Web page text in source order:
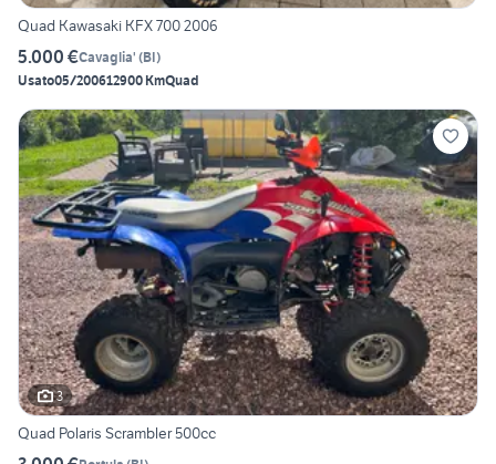
Quad Kawasaki KFX 700 2006
5.000 €Cavaglia' (BI)
Usato05/200612900 KmQuad
3
Quad Polaris Scrambler 500cc